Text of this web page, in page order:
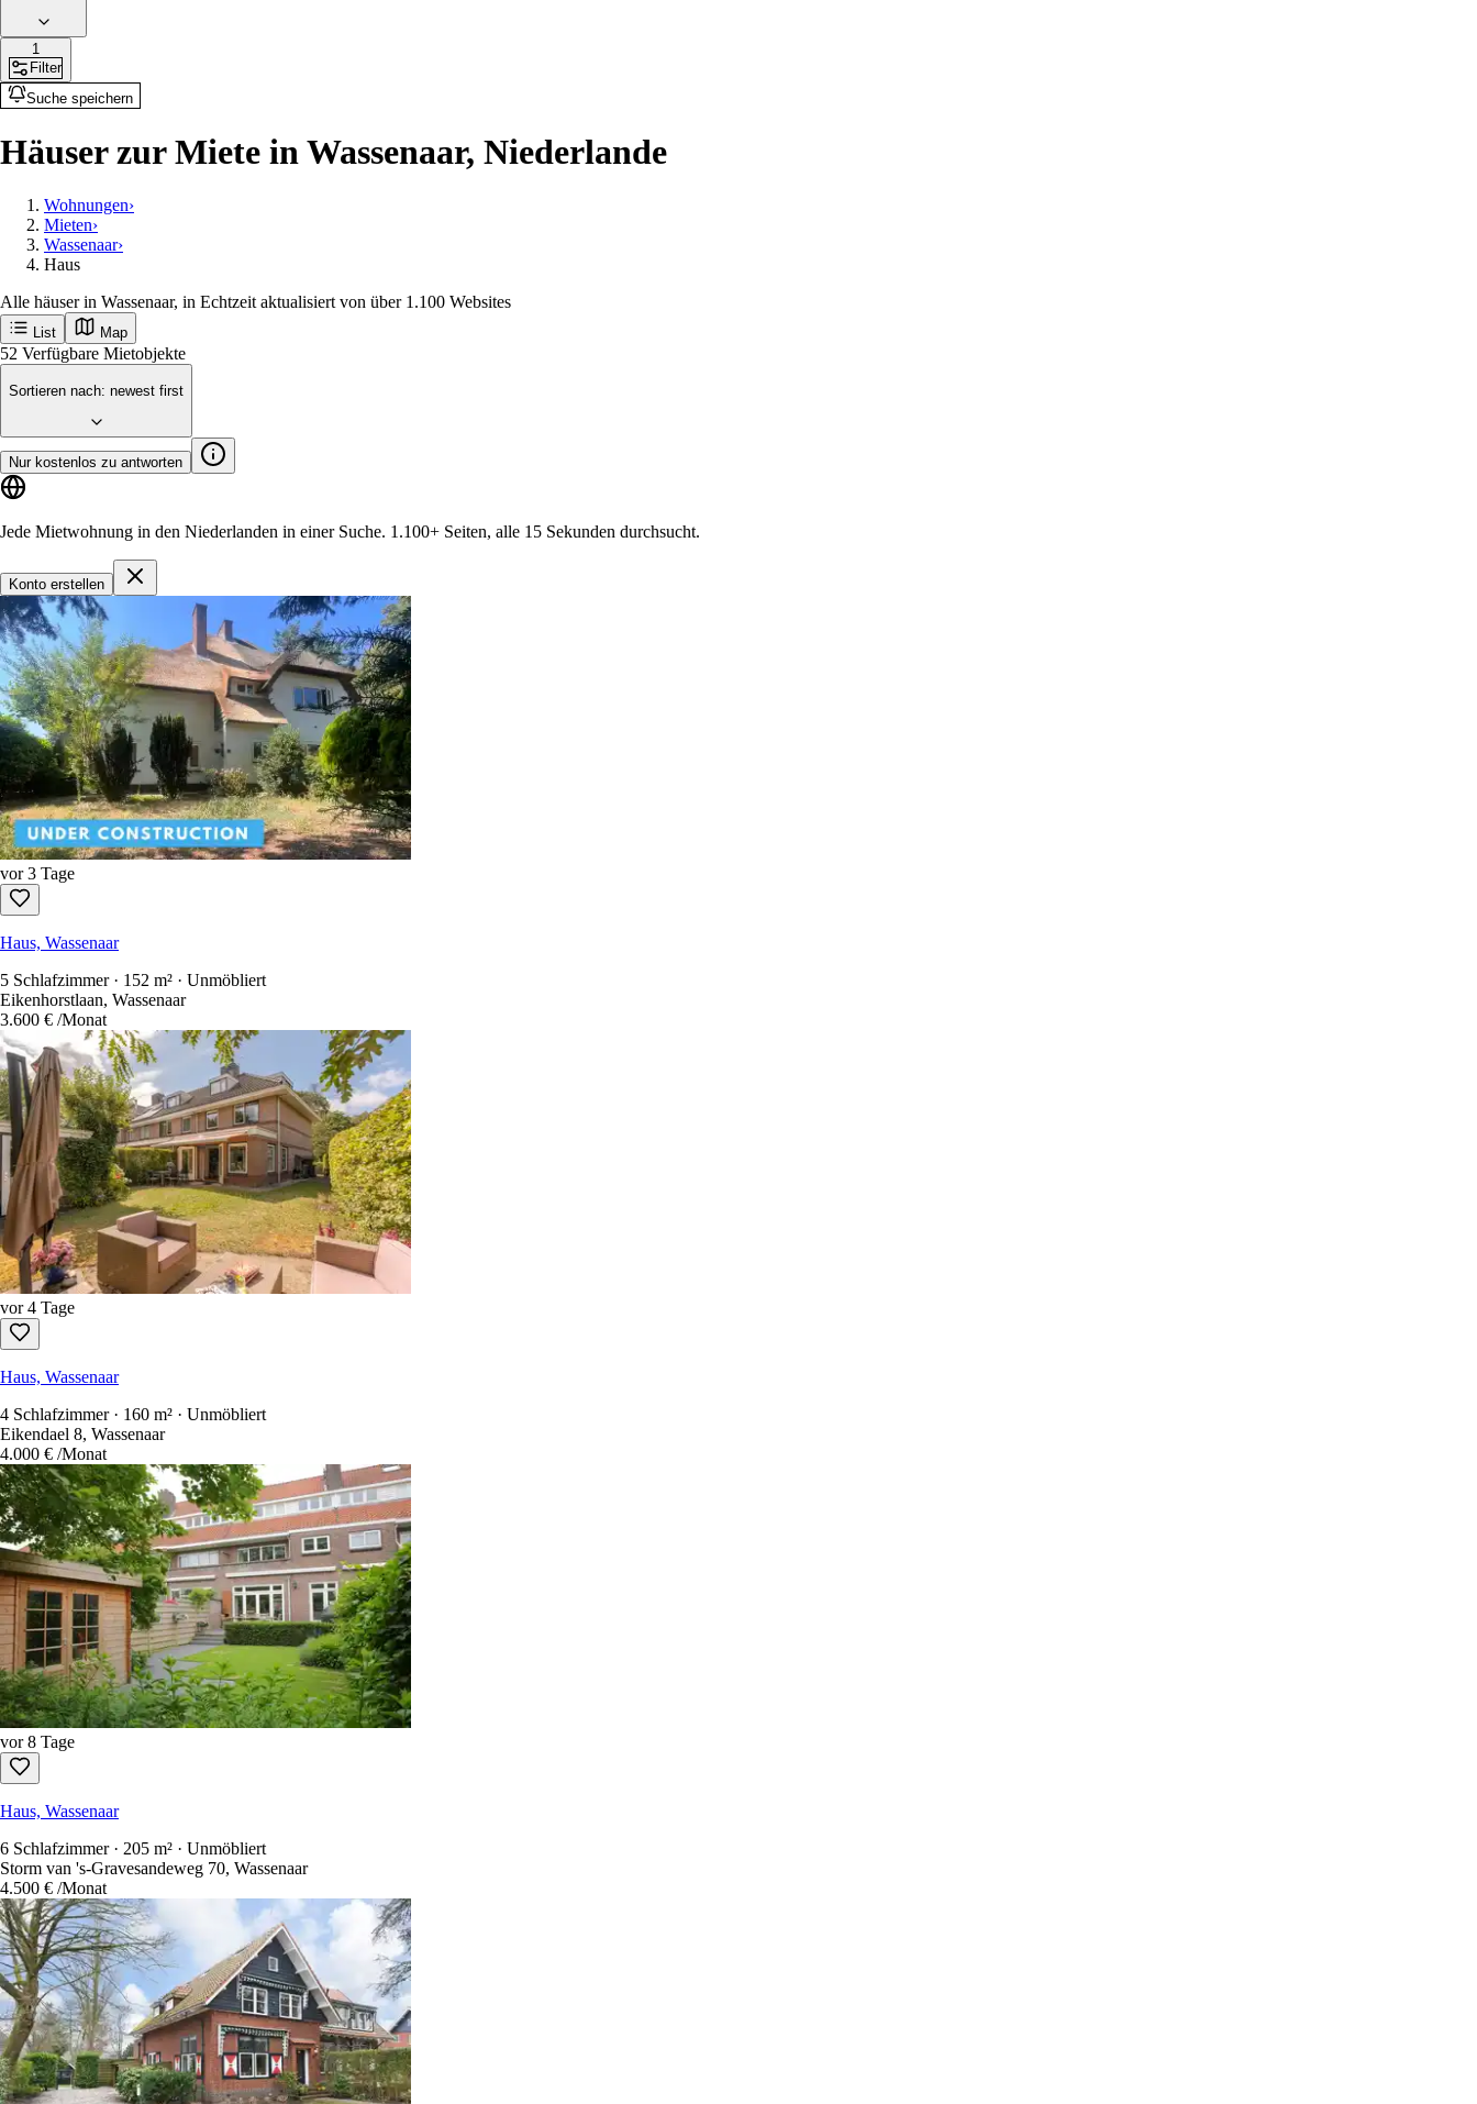
1
Filter
Suche speichern
Häuser zur Miete in Wassenaar, Niederlande
Wohnungen›
Mieten›
Wassenaar›
Haus
Alle häuser in Wassenaar, in Echtzeit aktualisiert von über 1.100 Websites
List Map
Erhalte neue Anzeigen in Wassenaar als Erster
Amsterdam Rotterdam Groningen Utrecht Den-haag
Loslegen
52 Verfügbare Mietobjekte
Sortieren nach:newest first
Nur kostenlos zu antworten
Jede Mietwohnung in den Niederlanden in einer Suche.1.100+ Seiten
Konto erstellen
vor 3 Tage
Haus, Wassenaar
5 Schlafzimmer · 152 m² · Unmöbliert
Eikenhorstlaan, Wassenaar
3.600 € /Monat
vor 4 Tage
Haus, Wassenaar
4 Schlafzimmer · 160 m² · Unmöbliert
Eikendael 8, Wassenaar
4.000 € /Monat
vor 8 Tage
Haus, Wassenaar